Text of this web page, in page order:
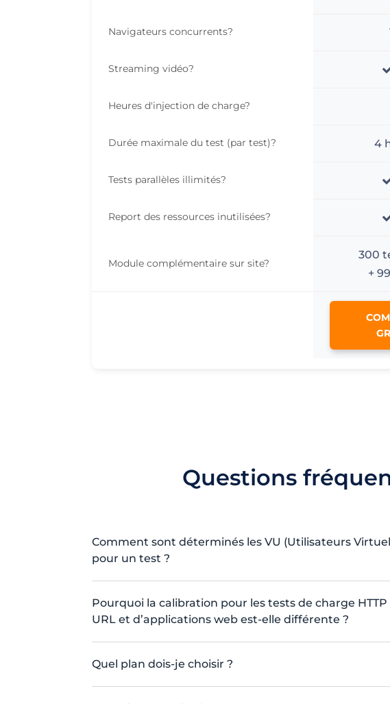
Navigateurs concurrents?
Streaming vidéo?
Heures d'injection de charge?
Durée maximale du test (par test)? 4
Tests parallèles illimités?
Report des ressources inutilisées?
Module complémentaire sur site?
300
+
Questions
Comment sont déterminés les VU (Utilisateurs
pour un test ?
Pourquoi la calibration pour les tests de charge HTTP
URL et d’applications web est-elle différente ?
Quel plan dois-je choisir ?